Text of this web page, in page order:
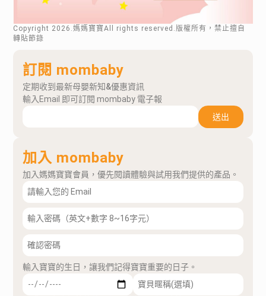
Copyright 2026 .媽媽寶寶All rights reserved.版權所有，禁止擅自
轉貼節錄
訂閱 mombaby
定期收到最新母嬰新知&優惠資訊
輸入Email 即可訂閱 mombaby 電子報
送出
加入 mombaby
加入媽媽寶寶會員，優先閱讀體驗與試用我們提供的產品。
輸入寶寶的生日，讓我們記得寶寶重要的日子。